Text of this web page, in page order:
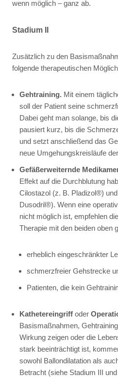
wenn möglich – ganz ab.
Stadium II
Zusätzlich zu den
folgende therapeutischen
Gehtraining. Mit einem
soll der Patient seine
Dabei geht man solange, bis
pausiert kurz, bis die
und setzt anschließend das
neue Umgehungskreisläufe
Gefäßerweiternde
Effekt auf die Durchblutung
Cilostazol (z. B. Pladizol®) und
Dusodril®). Wenn eine
nicht möglich ist, empfehlen
Therapie mit den beiden oben
erheblich eingeschränkter
schmerzfreier Gehstrecke
Patienten, die kein
Kathetereingriff oder
Basismaßnahmen,
Wirkung zeigen oder die
stark beeinträchtigt ist,
sowohl Ballondilatation als
Betracht (siehe Stadium III